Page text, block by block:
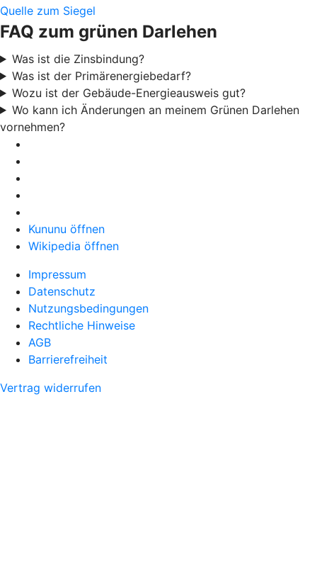
Quelle zum Siegel
FAQ zum grünen Darlehen
Was ist die Zinsbindung?
Was ist der Primärenergiebedarf?
Wozu ist der Gebäude-Energieausweis gut?
Wo kann ich Änderungen an meinem Grünen Darlehen
vornehmen?
Kununu öffnen
Wikipedia öffnen
Impressum
Datenschutz
Nutzungsbedingungen
Rechtliche Hinweise
AGB
Barrierefreiheit
Vertrag widerrufen